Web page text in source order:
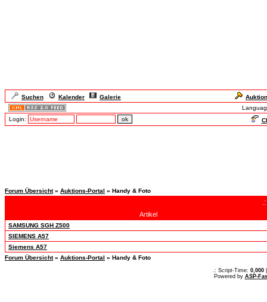
Suchen Kalender Galerie
Login:
Forum Übersicht» Auktions-Portal » Handy & Foto
Artikel
SAMSUNG SGH Z500
SIEMENS A57
Siemens A57
Forum Übersicht» Auktions-Portal » Handy & Foto
.: Script-Time: 0,000
Powered by ASP-